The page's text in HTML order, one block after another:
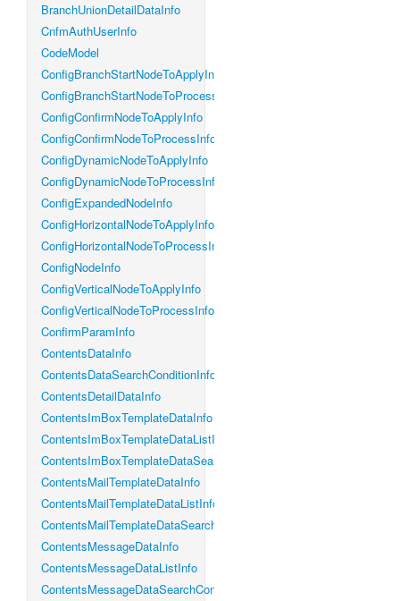
BranchUnionDetailDataInfo
CnfmAuthUserInfo
CodeModel
ConfigBranchStartNodeToApplyInfo
ConfigBranchStartNodeToProcessInfo
ConfigConfirmNodeToApplyInfo
ConfigConfirmNodeToProcessInfo
ConfigDynamicNodeToApplyInfo
ConfigDynamicNodeToProcessInfo
ConfigExpandedNodeInfo
ConfigHorizontalNodeToApplyInfo
ConfigHorizontalNodeToProcessInfo
ConfigNodeInfo
ConfigVerticalNodeToApplyInfo
ConfigVerticalNodeToProcessInfo
ConfirmParamInfo
ContentsDataInfo
ContentsDataSearchConditionInfo
ContentsDetailDataInfo
ContentsImBoxTemplateDataInfo
ContentsImBoxTemplateDataListInfo
ContentsImBoxTemplateDataSearchConditionInfo
ContentsMailTemplateDataInfo
ContentsMailTemplateDataListInfo
ContentsMailTemplateDataSearchConditionInfo
ContentsMessageDataInfo
ContentsMessageDataListInfo
ContentsMessageDataSearchConditionInfo